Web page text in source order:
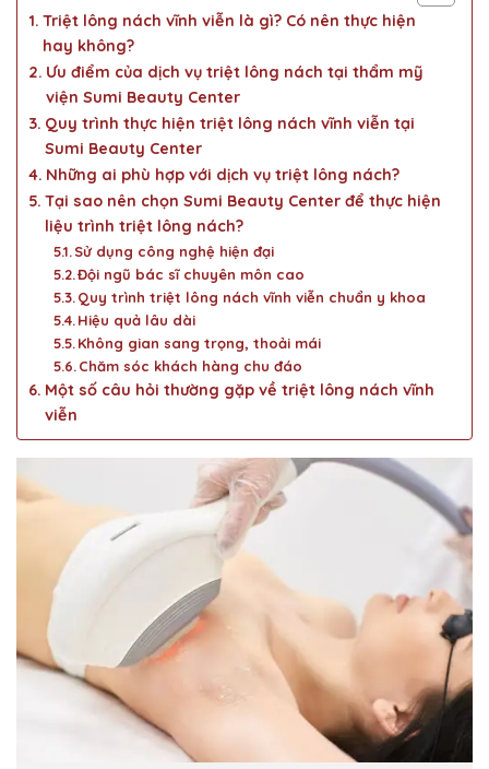
Triệt lông nách vĩnh viễn là gì? Có nên thực hiện
hay không?
Ưu điểm của dịch vụ triệt lông nách tại thẩm mỹ
viện Sumi Beauty Center
Quy trình thực hiện triệt lông nách vĩnh viễn tại
Sumi Beauty Center
Những ai phù hợp với dịch vụ triệt lông nách?
Tại sao nên chọn Sumi Beauty Center để thực hiện
liệu trình triệt lông nách?
Sử dụng công nghệ hiện đại
Đội ngũ bác sĩ chuyên môn cao
Quy trình triệt lông nách vĩnh viễn chuẩn y khoa
Hiệu quả lâu dài
Không gian sang trọng, thoải mái
Chăm sóc khách hàng chu đáo
Một số câu hỏi thường gặp về triệt lông nách vĩnh
viễn